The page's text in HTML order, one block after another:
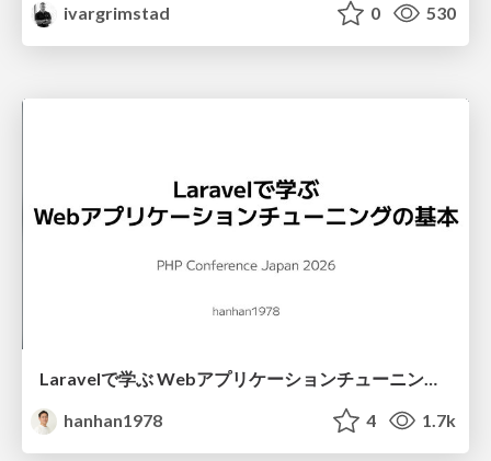
ivargrimstad
0 530
Laravelで学ぶ Webアプリケーションチューニング入門/web_application_tuning_101
hanhan1978
4 1.7k